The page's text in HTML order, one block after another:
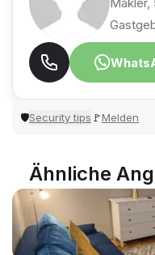
🛡Security tips 🚩Melden
Ähnliche